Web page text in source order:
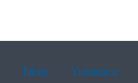
Tulong Vietnamese